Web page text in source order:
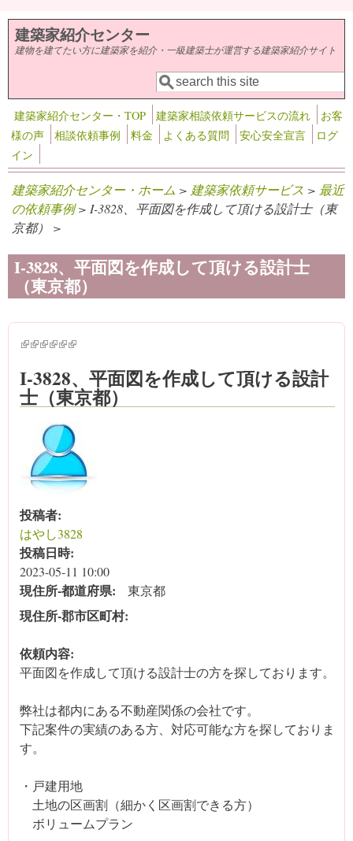
メインコンテンツに移動
建築家紹介センター
建物を建てたい方に建築家を紹介・一級建築士が運営する建築家紹介サイト
検索フォーム
検索
建築家紹介センター・TOP 建築家相談依頼サービスの流れ
お客
様の声
相談依頼事例 料金 よくある質問 安心安全宣言
ログ
イン
建築家紹介センター・ホーム > 建築家依頼サービス > 最近
の依頼事例> I-3828、平面図を作成して頂ける設計士（東
京都） >
I-3828、平面図を作成して頂ける設計士
（東京都）
(link is external)
(link is external)
(link is external)
(link is external)
(link is external)
(link is external)
I-3828、平面図を作成して頂ける設計
士（東京都）
投稿者:
はやし3828
投稿日時:
2023-05-11 10:00
現住所‐都道府県: 東京都
現住所‐郡市区町村:
依頼内容:
平面図を作成して頂ける設計士の方を探しております。
弊社は都内にある不動産関係の会社です。
下記案件の実績のある方、対応可能な方を探しておりま
す。
・戸建用地
土地の区画割（細かく区画割できる方）
ボリュームプラン